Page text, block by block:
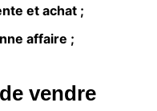
et achat ;
affaire ;
vendre